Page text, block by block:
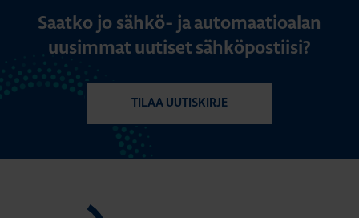
Saatko jo sähkö- ja automaatioalan
uusimmat uutiset sähköpostiisi?
TILAA UUTISKIRJE